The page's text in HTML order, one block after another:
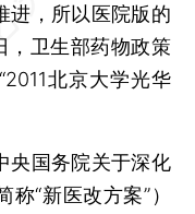
进，所以医院版的
，卫生部药物政策
北京大学光华
国务院关于深化
“新医改方案”）